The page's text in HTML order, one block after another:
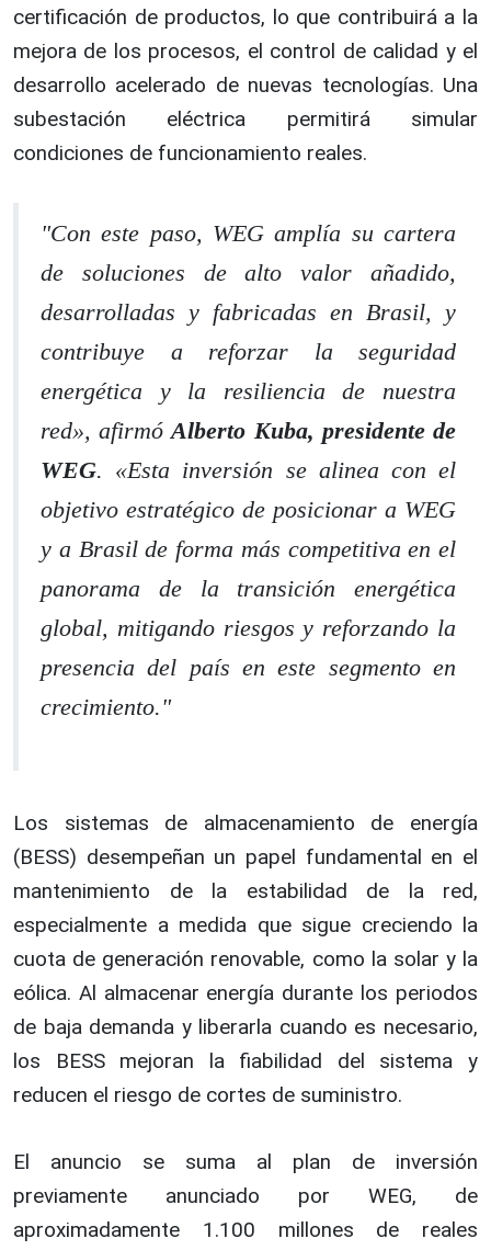
certificación de productos, lo que contribuirá a la
mejora de los procesos, el control de calidad y el
desarrollo acelerado de nuevas tecnologías. Una
subestación eléctrica permitirá simular
condiciones de funcionamiento reales.
"Con este paso, WEG amplía su cartera
de soluciones de alto valor añadido,
desarrolladas y fabricadas en Brasil, y
contribuye a reforzar la seguridad
energética y la resiliencia de nuestra
red», afirmóAlberto Kuba, presidente de
WEG. «Esta inversión se alinea con el
objetivo estratégico de posicionar a WEG
y a Brasil de forma más competitiva en el
panorama de la transición energética
global, mitigando riesgos y reforzando la
presencia del país en este segmento en
crecimiento."
Los sistemas de almacenamiento de energía
(BESS) desempeñan un papel fundamental en el
mantenimiento de la estabilidad de la red,
especialmente a medida que sigue creciendo la
cuota de generación renovable, como la solar y la
eólica. Al almacenar energía durante los periodos
de baja demanda y liberarla cuando es necesario,
los BESS mejoran la fiabilidad del sistema y
reducen el riesgo de cortes de suministro.
El anuncio se suma al plan de inversión
previamente anunciado por WEG, de
aproximadamente 1.100 millones de reales